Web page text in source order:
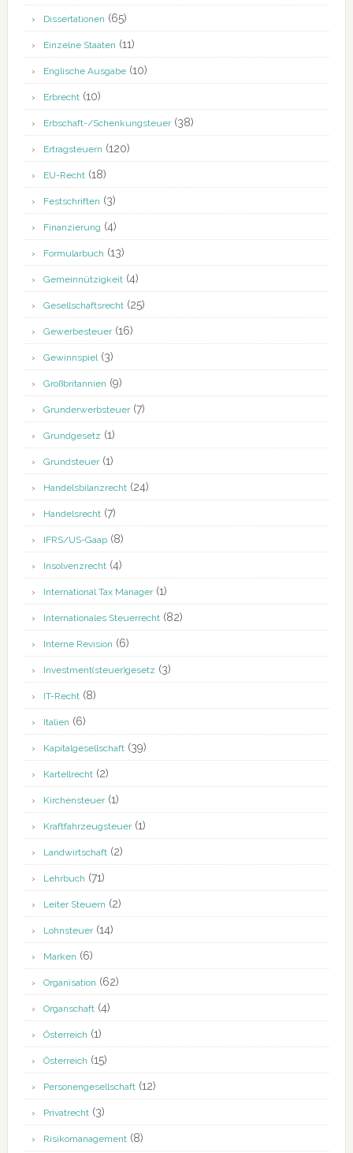
Dissertationen (65)
Einzelne Staaten (11)
Englische Ausgabe(10)
Erbrecht(10)
Erbschaft-/Schenkungsteuer(38)
Ertragsteuern (120)
EU-Recht(18)
Festschriften (3)
Finanzierung (4)
Formularbuch (13)
Gemeinnützigkeit(4)
Gesellschaftsrecht(25)
Gewerbesteuer(16)
Gewinnspiel(3)
Großbritannien (9)
Grunderwerbsteuer(7)
Grundgesetz (1)
Grundsteuer(1)
Handelsbilanzrecht(24)
Handelsrecht(7)
IFRS/US-Gaap(8)
Insolvenzrecht(4)
International Tax Manager(1)
Internationales Steuerrecht(82)
Interne Revision (6)
Investment(steuer)gesetz (3)
IT-Recht(8)
Italien (6)
Kapitalgesellschaft(39)
Kartellrecht(2)
Kirchensteuer(1)
Kraftfahrzeugsteuer(1)
Landwirtschaft(2)
Lehrbuch (71)
Leiter Steuern (2)
Lohnsteuer(14)
Marken (6)
Organisation (62)
Organschaft(4)
Österreich (1)
Österreich (15)
Personengesellschaft(12)
Privatrecht(3)
Risikomanagement(8)